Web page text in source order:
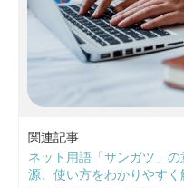
関連記事
ネット用語「サンガツ」
源、使い方をわかりやすく